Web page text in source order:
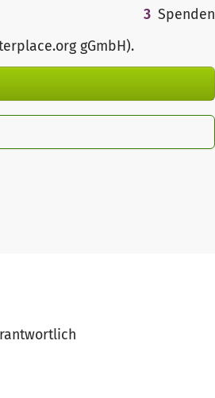
3 Spenden
gGmbH).